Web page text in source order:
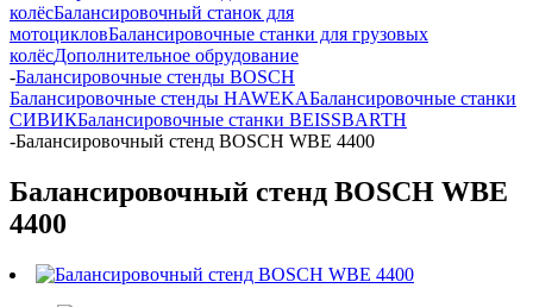
колёсБалансировочный станок для
мотоцикловБалансировочные станки для грузовых
колёсДополнительное обрудование
-Балансировочные стенды BOSCH
Балансировочные стенды HAWEKAБалансировочные станки
СИВИКБалансировочные станки BEISSBARTH
-Балансировочный стенд BOSCH WBE 4400
Балансировочный стенд BOSCH WBE
4400